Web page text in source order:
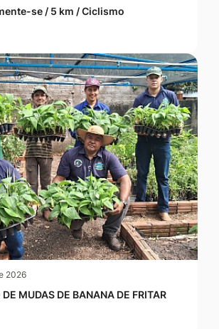
se / 5 km / Ciclismo
2026
MUDAS DE BANANA DE FRITAR